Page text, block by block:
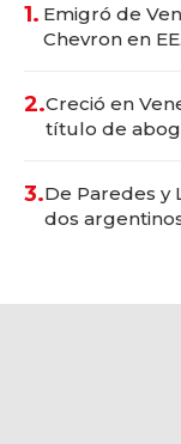
1. Emigró de
Chevron en
2.Creció en
título de
3.De Paredes y
dos